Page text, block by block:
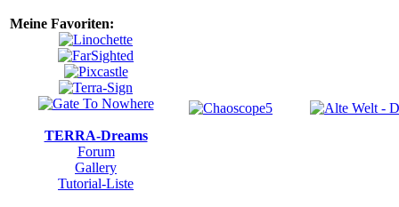
Meine Favoriten:
TERRA-Dreams
Forum
Gallery
Tutorial-Liste